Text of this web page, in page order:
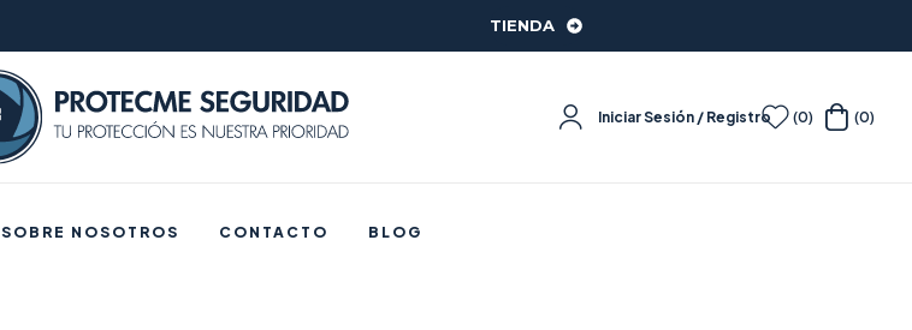
TIENDA
Iniciar Sesión / Registro (0) (0)
SOBRE NOSOTROS CONTACTO BLOG